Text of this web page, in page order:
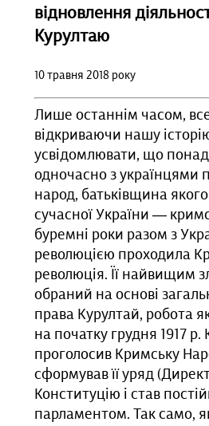
відновлення
Курултаю
10 травня 2018 року
Лише останнім часом,
відкриваючи нашу
усвідомлювати, що понад
одночасно з українцями
народ, батьківщина
сучасної України —
буремні роки разом з
революцією проходила
революція. Її найвищим
обраний на основі
права Курултай, робота
на початку грудня 1917 р.
проголосив Кримську
сформував її уряд
Конституцію і став
парламентом. Так само,